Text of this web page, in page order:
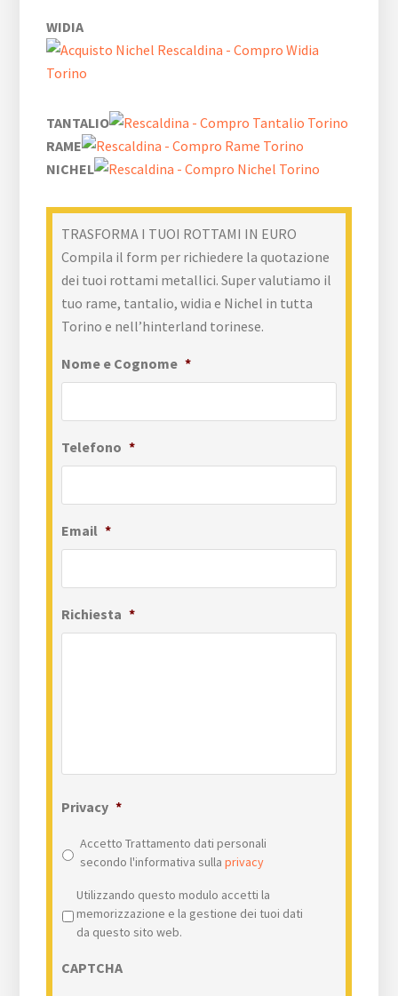
WIDIA
TANTALIO
RAME
NICHEL
TRASFORMA I TUOI ROTTAMI IN EURO
Compila il form per richiedere la quotazione
dei tuoi rottami metallici. Super valutiamo il
tuo rame, tantalio, widia e Nichel in tutta
Torino e nell’hinterland torinese.
Nome e Cognome *
Telefono *
Email *
Richiesta *
Privacy *
Accetto Trattamento dati personali
secondo l'informativa sullaprivacy
Privacy *
Utilizzando questo modulo accetti la
memorizzazione e la gestione dei tuoi dati
da questo sito web.
CAPTCHA